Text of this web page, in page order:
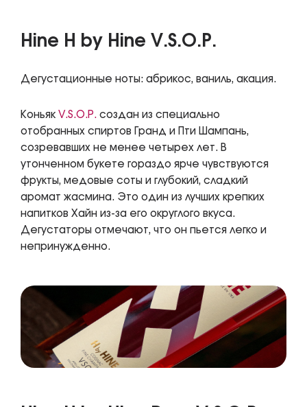
Hine H by Hine V.S.O.P.
Дегустационные ноты: абрикос, ваниль, акация.
Коньяк V.S.O.P. создан из специально
отобранных спиртов Гранд и Пти Шампань,
созревавших не менее четырех лет. В
утонченном букете гораздо ярче чувствуются
фрукты, медовые соты и глубокий, сладкий
аромат жасмина. Это один из лучших крепких
напитков Хайн из-за его округлого вкуса.
Дегустаторы отмечают, что он пьется легко и
непринужденно.